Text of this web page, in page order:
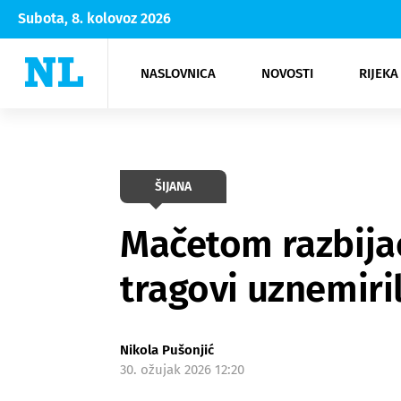
Subota, 8. kolovoz 2026
NASLOVNICA NOVOSTI
Rijeka Opatija
NK
Moda
Kultura
ŠIJANA
Mačetom
tragovi
Nikola Pušonjić
30. ožujak 2026 12:20